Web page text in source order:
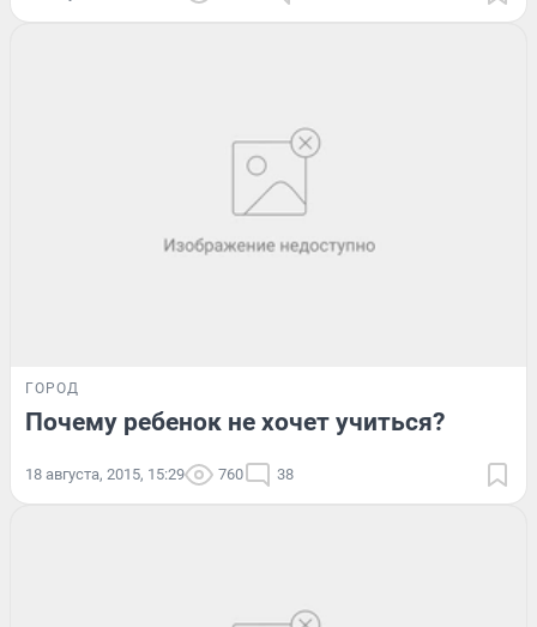
ГОРОД
Почему ребенок не хочет учиться?
18 августа, 2015, 15:29 760 38